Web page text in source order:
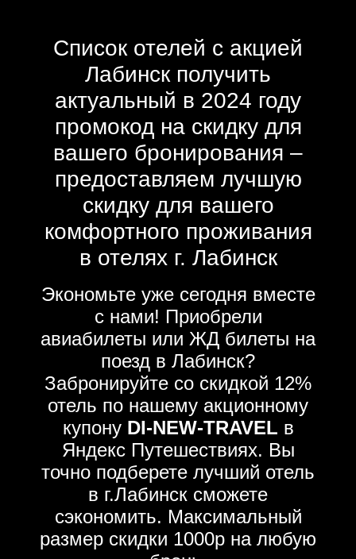
Список отелей с акцией
Лабинск получить
актуальный в 2024 году
промокод на скидку для
вашего бронирования –
предоставляем лучшую
скидку для вашего
комфортного проживания
в отелях г. Лабинск
Экономьте уже сегодня вместе
с нами! Приобрели
авиабилеты или ЖД билеты на
поезд в Лабинск?
Забронируйте со скидкой 12%
отель по нашему акционному
купону DI-NEW-TRAVEL в
Яндекс Путешествиях. Вы
точно подберете лучший отель
в г.Лабинск сможете
сэкономить. Максимальный
размер скидки 1000р на любую